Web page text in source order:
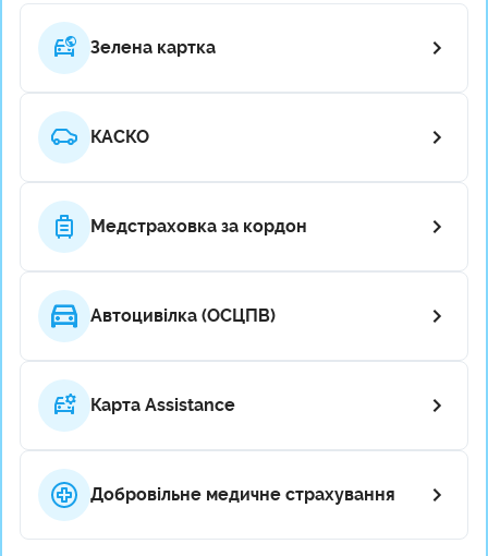
Зелена картка
КАСКО
Медстраховка за кордон
Автоцивілка (ОСЦПВ)
Карта Assistance
Добровільне медичне страхування